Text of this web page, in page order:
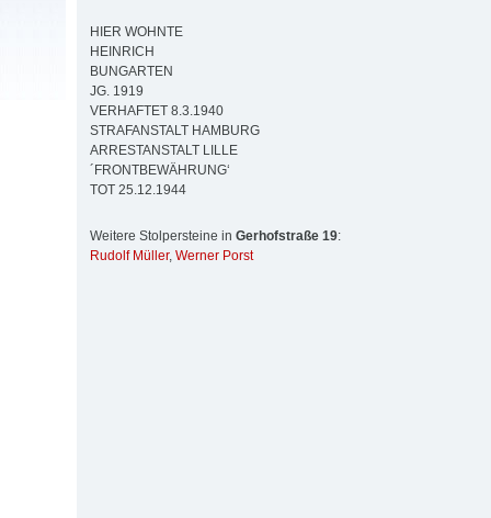
HIER WOHNTE
HEINRICH
BUNGARTEN
JG. 1919
VERHAFTET 8.3.1940
STRAFANSTALT HAMBURG
ARRESTANSTALT LILLE
´FRONTBEWÄHRUNG‘
TOT 25.12.1944
Weitere Stolpersteine in Gerhofstraße 19:
Rudolf Müller, Werner Porst